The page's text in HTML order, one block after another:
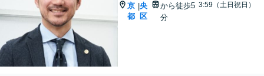
京
都
|央
区
から徒歩5
分
3:59（土日祝日）